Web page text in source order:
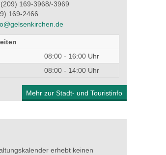
169-3968/-3969
169-2466
08:00 - 16:00 Uhr
08:00 - 14:00 Uhr
Mehr zur Stadt- und Touristinfo
erhebt keinen